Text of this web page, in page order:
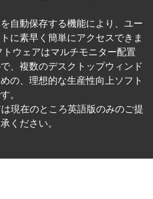
自動保存する機能により、ユー
に素早く簡単にアクセスできま
ウェアはマルチモニター配置
、複数のデスクトップウィンド
の、理想的な生産性向上ソフト
。
現在のところ英語版のみのご提
ください。